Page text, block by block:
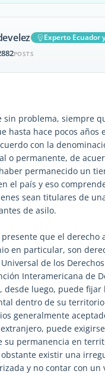
Experto Ecuador
POSTS
sin problema, siempre
hasta hace pocos años
con la
o permanente, de
permanecido un
el país y eso
sean titulares de
de asilo.
que el
en particular, son
de los
Interamericana de
desde luego, puede
dentro de su
generalmente
puede
su permanencia en
existir una
y no contar con